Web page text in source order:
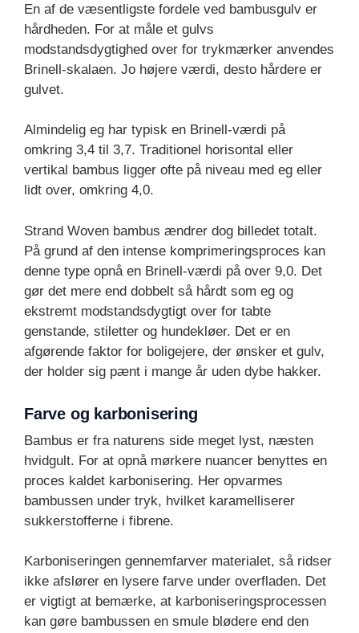
En af de væsentligste fordele ved bambusgulv er
hårdheden. For at måle et gulvs
modstandsdygtighed over for trykmærker anvendes
Brinell-skalaen. Jo højere værdi, desto hårdere er
gulvet.
Almindelig eg har typisk en Brinell-værdi på
omkring 3,4 til 3,7. Traditionel horisontal eller
vertikal bambus ligger ofte på niveau med eg eller
lidt over, omkring 4,0.
Strand Woven bambus ændrer dog billedet totalt.
På grund af den intense komprimeringsproces kan
denne type opnå en Brinell-værdi på over 9,0. Det
gør det mere end dobbelt så hårdt som eg og
ekstremt modstandsdygtigt over for tabte
genstande, stiletter og hundekløer. Det er en
afgørende faktor for boligejere, der ønsker et gulv,
der holder sig pænt i mange år uden dybe hakker.
Farve og karbonisering
Bambus er fra naturens side meget lyst, næsten
hvidgult. For at opnå mørkere nuancer benyttes en
proces kaldet karbonisering. Her opvarmes
bambussen under tryk, hvilket karamelliserer
sukkerstofferne i fibrene.
Karboniseringen gennemfarver materialet, så ridser
ikke afslører en lysere farve under overfladen. Det
er vigtigt at bemærke, at karboniseringsprocessen
kan gøre bambussen en smule blødere end den